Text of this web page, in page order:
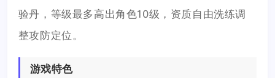
验丹，等级最多高出角色10级，资质自由洗练调
整攻防定位。
游戏特色